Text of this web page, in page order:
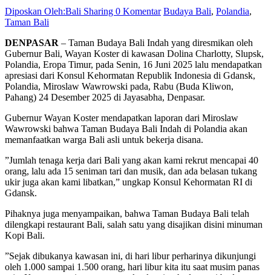
Diposkan Oleh:Bali Sharing 0 Komentar Budaya Bali, Polandia,
Taman Bali
DENPASAR – Taman Budaya Bali Indah yang diresmikan oleh
Gubernur Bali, Wayan Koster di kawasan Dolina Charlotty, Slupsk,
Polandia, Eropa Timur, pada Senin, 16 Juni 2025 lalu mendapatkan
apresiasi dari Konsul Kehormatan Republik Indonesia di Gdansk,
Polandia, Miroslaw Wawrowski pada, Rabu (Buda Kliwon,
Pahang) 24 Desember 2025 di Jayasabha, Denpasar.
Gubernur Wayan Koster mendapatkan laporan dari Miroslaw
Wawrowski bahwa Taman Budaya Bali Indah di Polandia akan
memanfaatkan warga Bali asli untuk bekerja disana.
”Jumlah tenaga kerja dari Bali yang akan kami rekrut mencapai 40
orang, lalu ada 15 seniman tari dan musik, dan ada belasan tukang
ukir juga akan kami libatkan,” ungkap Konsul Kehormatan RI di
Gdansk.
Pihaknya juga menyampaikan, bahwa Taman Budaya Bali telah
dilengkapi restaurant Bali, salah satu yang disajikan disini minuman
Kopi Bali.
”Sejak dibukanya kawasan ini, di hari libur perharinya dikunjungi
oleh 1.000 sampai 1.500 orang, hari libur kita itu saat musim panas